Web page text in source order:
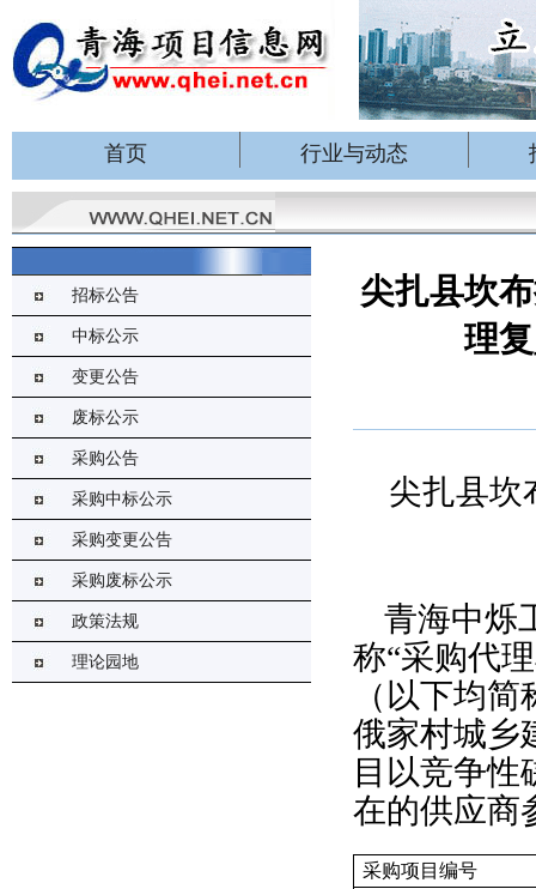
首页 行业与动态
招标公告
中标公示
变更公告
废标公示
采购公告
采购中标公示
采购变更公告
采购废标公示
政策法规
理论园地
尖扎县坎
理
尖扎县坎
青海中烁
称“采购代
（以下均
俄家村城乡
目以竞争
在的供应商
采购项目编号